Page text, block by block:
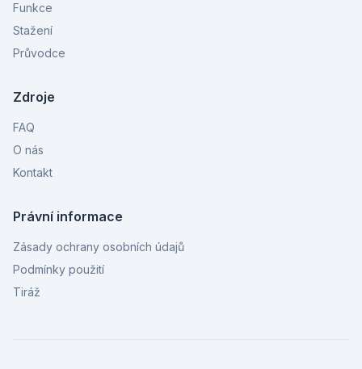
Funkce
Stažení
Průvodce
Zdroje
FAQ
O nás
Kontakt
Právní informace
Zásady ochrany osobních údajů
Podmínky použití
Tiráž